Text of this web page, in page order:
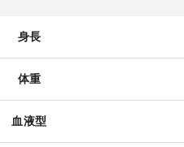
身長
体重
血液型